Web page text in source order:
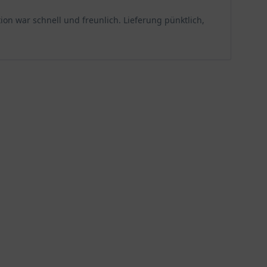
entschuldigt sich damit in die nahende
war schnell und freunlich. Lieferung pünktlich,